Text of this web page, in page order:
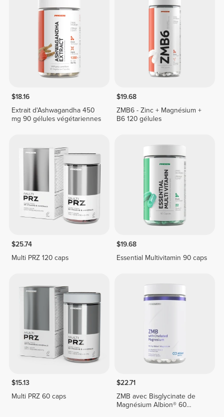
$18.16
Extrait d'Ashwagandha 450
mg 90 gélules végétariennes
$19.68
ZMB6 - Zinc + Magnésium +
B6 120 gélules
$25.74
Multi PRZ 120 caps
$19.68
Essential Multivitamin 90 caps
$15.13
Multi PRZ 60 caps
$22.71
ZMB avec Bisglycinate de
Magnésium Albion® 60